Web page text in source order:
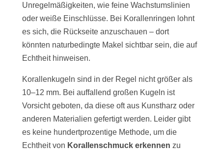
Unregelmäßigkeiten, wie feine Wachstumslinien
oder weiße Einschlüsse. Bei Korallenringen lohnt
es sich, die Rückseite anzuschauen – dort
könnten naturbedingte Makel sichtbar sein, die auf
Echtheit hinweisen.
Korallenkugeln sind in der Regel nicht größer als
10–12 mm. Bei auffallend großen Kugeln ist
Vorsicht geboten, da diese oft aus Kunstharz oder
anderen Materialien gefertigt werden. Leider gibt
es keine hundertprozentige Methode, um die
Echtheit von Korallenschmuck erkennen zu